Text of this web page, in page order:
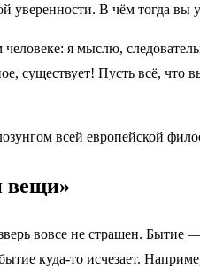
уверенности. В чём тогда вы
я мыслю,
существует! Пусть всё, что
всей европейской
вещи»
вовсе не страшен.
куда-то исчезает.